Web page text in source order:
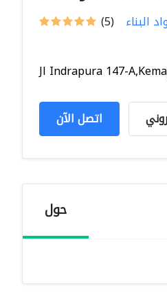
(5) البناء
Jl Indrapura 147-
اتصل الآن
حول